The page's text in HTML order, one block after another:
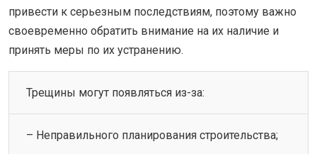
привести к серьезным последствиям, поэтому важно
своевременно обратить внимание на их наличие и
принять меры по их устранению.
Трещины могут появляться из-за:
– Неправильного планирования строительства;